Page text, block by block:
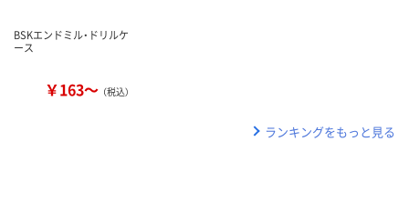
BSKエンドミル・ドリルケ
ース
￥163～ （税込）
ランキングをもっと見る